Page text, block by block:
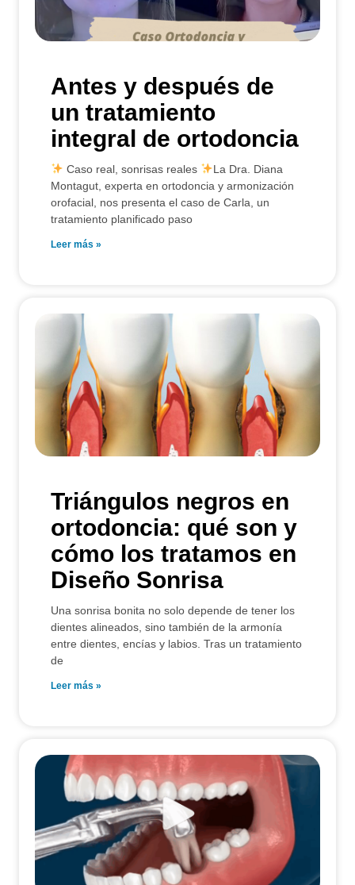
Antes y después de
un tratamiento
integral de ortodoncia
Caso real, sonrisas reales
La Dra. Diana
Montagut, experta en ortodoncia y armonización
orofacial, nos presenta el caso de Carla, un
tratamiento planificado paso
Leer más »
Triángulos negros en
ortodoncia: qué son y
cómo los tratamos en
Diseño Sonrisa
Una sonrisa bonita no solo depende de tener los
dientes alineados, sino también de la armonía
entre dientes, encías y labios. Tras un tratamiento
de
Leer más »